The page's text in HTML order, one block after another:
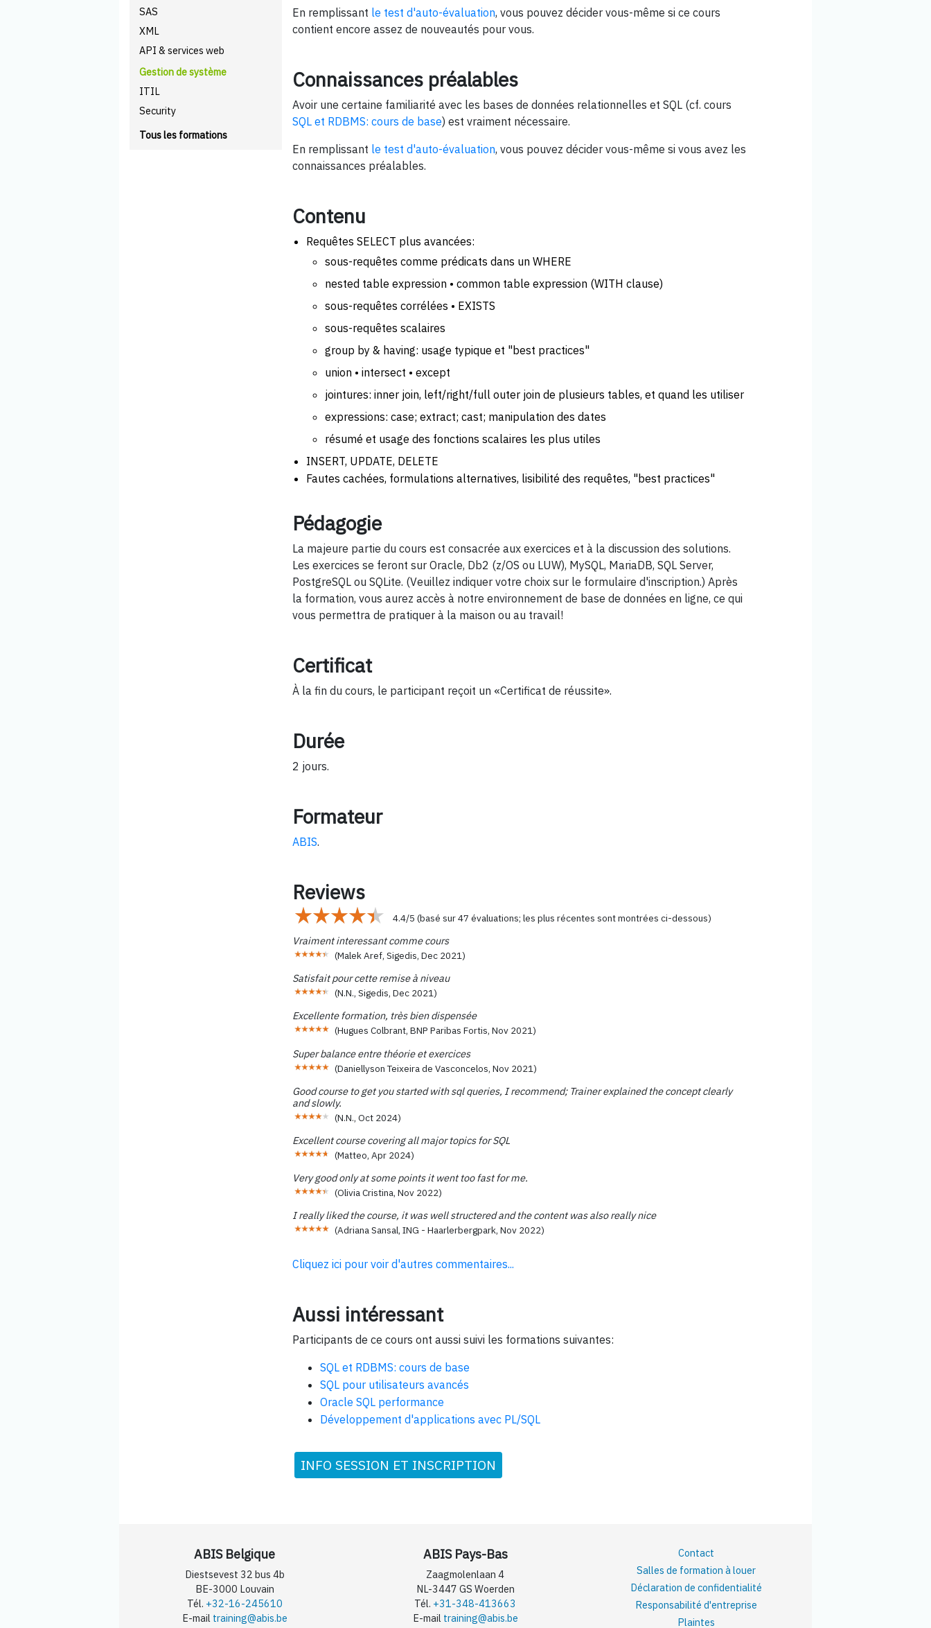
SAS
XML
API & services web
Gestion de système
ITIL
Security
Tous les formations
En remplissant le test d'auto-évaluation, vous pouvez décider vous-même si ce cours
contient encore assez de nouveautés pour vous.
Connaissances préalables
Avoir une certaine familiarité avec les bases de données relationnelles et SQL (cf. cours
SQL et RDBMS: cours de base) est vraiment nécessaire.
En remplissant le test d'auto-évaluation, vous pouvez décider vous-même si vous avez les
connaissances préalables.
Contenu
Requêtes SELECT plus avancées:
sous-requêtes comme prédicats dans un WHERE
nested table expression • common table expression (WITH clause)
sous-requêtes corrélées • EXISTS
sous-requêtes scalaires
group by & having: usage typique et "best practices"
union • intersect • except
jointures: inner join, left/right/full outer join de plusieurs tables, et quand les utiliser
expressions: case; extract; cast; manipulation des dates
résumé et usage des fonctions scalaires les plus utiles
INSERT, UPDATE, DELETE
Fautes cachées, formulations alternatives, lisibilité des requêtes, "best practices"
Pédagogie
La majeure partie du cours est consacrée aux exercices et à la discussion des solutions.
Les exercices se feront sur Oracle, Db2 (z/OS ou LUW), MySQL, MariaDB, SQL Server,
PostgreSQL ou SQLite. (Veuillez indiquer votre choix sur le formulaire d'inscription.) Après
la formation, vous aurez accès à notre environnement de base de données en ligne, ce qui
vous permettra de pratiquer à la maison ou au travail!
Certificat
À la fin du cours, le participant reçoit un «Certificat de réussite».
Durée
2 jours.
Formateur
ABIS.
Reviews
4.4/5 (basé sur47 évaluations; les plus récentes sont montrées ci-dessous)
Vraiment interessant comme cours
(Malek Aref, Sigedis, Dec 2021)
Satisfait pour cette remise à niveau
(N.N., Sigedis, Dec 2021)
Excellente formation, très bien dispensée
(Hugues Colbrant, BNP Paribas Fortis, Nov 2021)
Super balance entre théorie et exercices
(Daniellyson Teixeira de Vasconcelos, Nov 2021)
Good course to get you started with sql queries, I recommend; Trainer explained the concept clearly
and slowly.
(N.N., Oct 2024)
Excellent course covering all major topics for SQL
(Matteo, Apr 2024)
Very good only at some points it went too fast for me.
(Olivia Cristina, Nov 2022)
I really liked the course, it was well structered and the content was also really nice
(Adriana Sansal, ING - Haarlerbergpark, Nov 2022)
Cliquez ici pour voir d'autres commentaires...
Aussi intéressant
Participants de ce cours ont aussi suivi les formations suivantes:
SQL et RDBMS: cours de base
SQL pour utilisateurs avancés
Oracle SQL performance
Développement d'applications avec PL/SQL
INFO SESSION ET INSCRIPTION
ABIS Belgique
Diestsevest 32 bus 4b
BE-3000 Louvain
Tél. +32-16-245610
E-mail training@abis.be
ABIS Pays-Bas
Zaagmolenlaan 4
NL-3447 GS Woerden
Tél. +31-348-413663
E-mail training@abis.be
Contact
Salles de formation à louer
Déclaration de confidentialité
Responsabilité d'entreprise
Plaintes